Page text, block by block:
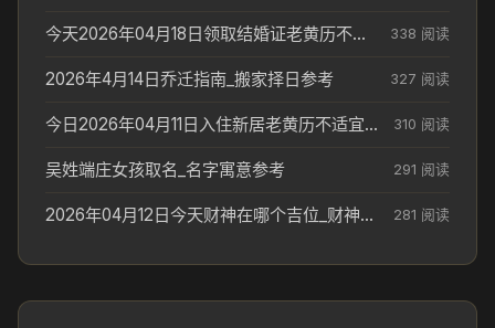
今天2026年04月18日领取结婚证老黄历不适合吗_领证日期参考 338 阅读
2026年4月14日乔迁指南_搬家择日参考 327 阅读
今日2026年04月11日入住新居老黄历不适宜吗_搬家择日参考 310 阅读
吴姓端庄女孩取名_名字寓意参考 291 阅读
2026年04月12日今天财神在哪个吉位_财神方位参考 281 阅读